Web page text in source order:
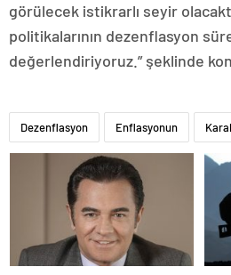
görülecek istikrarlı seyir
politikalarının dezenflasyon
değerlendiriyoruz.” şeklinde
Dezenflasyon Enflasyonun